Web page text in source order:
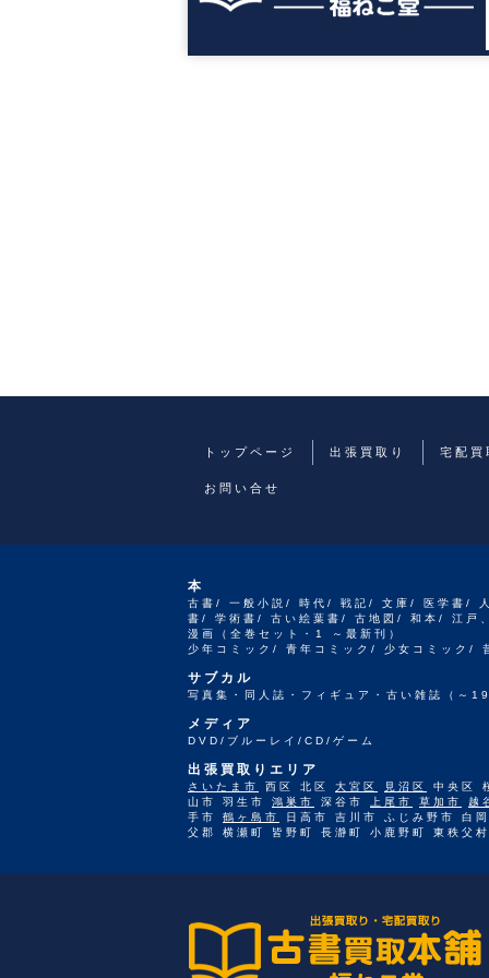
トップページ 出張買取り 宅配買
お問い合せ
本
古書/ 一般小説/ 時代/ 戦記/ 文庫/ 医学書/
書/ 学術書/ 古い絵葉書/ 古地図/ 和本/ 江戸
漫画（全巻セット・1 ～最新刊）
少年コミック/ 青年コミック/ 少女コミック/
サブカル
写真集・同人誌・フィギュア・古い雑誌（～
メディア
DVD/ブルーレイ/CD/ゲーム
出張買取りエリア
さいたま市 西区 北区 大宮区 見沼区
中央区
山市 羽生市 鴻巣市 深谷市 上尾市 草加市
越
手市 鶴ヶ島市
日高市 吉川市 ふじみ野市 白
父郡 横瀬町 皆野町 長瀞町 小鹿野町 東秩父